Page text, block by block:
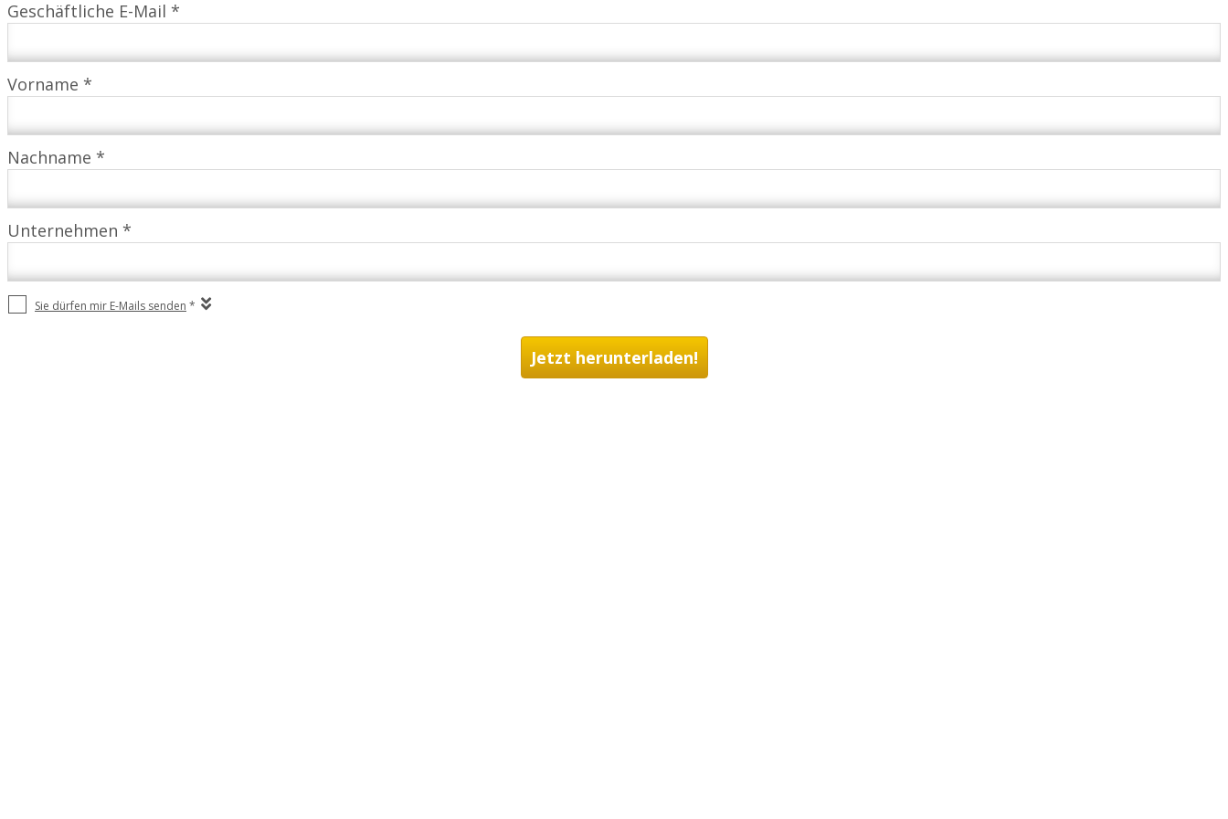
Geschäftliche E-Mail *
Vorname *
Nachname *
Unternehmen *
Sie dürfen mir E-Mails senden *
Jetzt herunterladen!